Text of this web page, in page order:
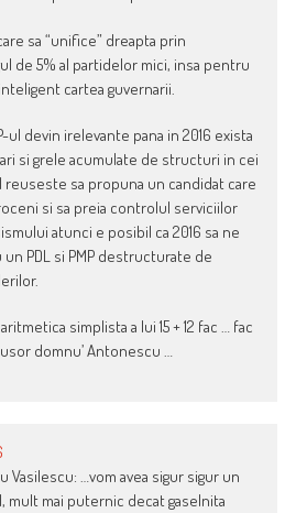
sa “unifice” dreapta prin
de 5% al partidelor mici, insa pentru
cartea guvernarii.
ul devin irelevante pana in 2016 exista
si grele acumulate de structuri in cei
reuseste sa propuna un candidat care
si sa preia controlul serviciilor
atunci e posibil ca 2016 sa ne
PDL si PMP destructurate de
simplista a lui 15 + 12 fac … fac
domnu’ Antonescu …
Vasilescu: …vom avea sigur sigur un
mult mai puternic decat gaselnita